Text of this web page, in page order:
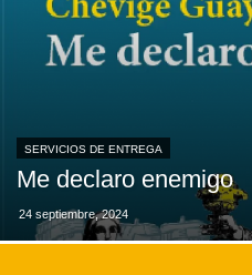
SERVICIOS DE ENTREGA
Me declaro enemigo
24 septiembre, 2024